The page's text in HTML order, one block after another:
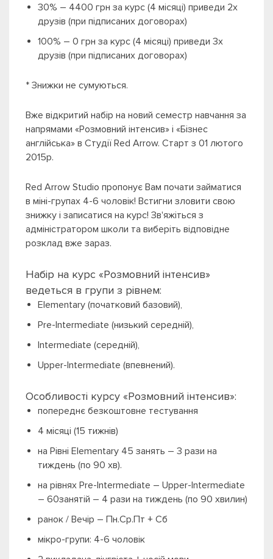
30% – 4400 грн за курс (4 місяці) приведи 2х
друзів (при підписаних договорах)
100% – 0 грн за курс (4 місяці) приведи 3х
друзів (при підписаних договорах)
* Знижки не сумуються.
Вже відкритий набір на новий семестр навчання за
напрямами «Розмовний інтенсив» і «Бізнес
англійська» в Студії Red Arrow. Старт з 01 лютого
2015р.
Red Arrow Studio пропонує Вам почати займатися
в міні-групах 4-6 чоловік! Встигни зловити свою
знижку і записатися на курс! Зв'яжіться з
адміністратором школи та виберіть відповідне
розклад вже зараз.
Набір на курс «Розмовний інтенсив»
ведеться в групи з рівнем:
Elementary (початковий базовий),
Pre-Intermediate (низький середній),
Intermediate (середній),
Upper-Intermediate (впевнений).
Особливості курсу «Розмовний інтенсив»:
попереднє безкоштовне тестування
4 місяці (15 тижнів)
на Рівні Elementary 45 занять – 3 рази на
тиждень (по 90 хв).
на рівнях Pre-Intermediate – Upper-Intermediate
– 60занятій – 4 рази на тиждень (по 90 хвилин)
ранок / Вечір – Пн.Ср.Пт + Сб
мікро-групи: 4-6 чоловік